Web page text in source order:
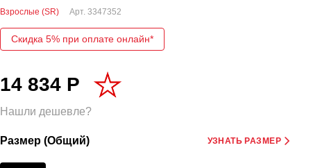
Взрослые (SR) Арт. 3347352
Скидка 5% при оплате онлайн*
14 834 Р
Нашли дешевле?
Размер (Общий) УЗНАТЬ РАЗМЕР